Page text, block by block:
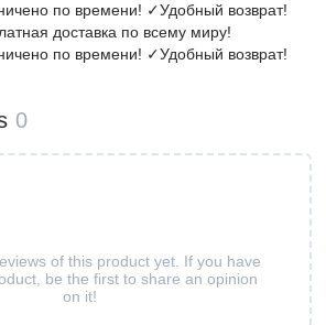
по времени! ✓Удобный возврат!
доставка по всему миру!
по времени! ✓Удобный возврат!
0
of this product yet. If you have
be the first to share an opinion
on it!